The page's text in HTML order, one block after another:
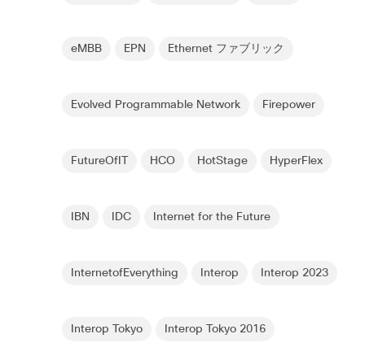
eMBB EPN Ethernet ファブリック
Evolved Programmable Network Firepower
FutureOfIT HCO HotStage HyperFlex
IBN IDC Internet for the Future
InternetofEverything Interop Interop 2023
Interop Tokyo Interop Tokyo 2016